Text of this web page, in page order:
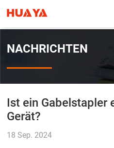
NACHRICHTEN
Ist ein Gabelstapler
Gerät?
18 Sep. 2024